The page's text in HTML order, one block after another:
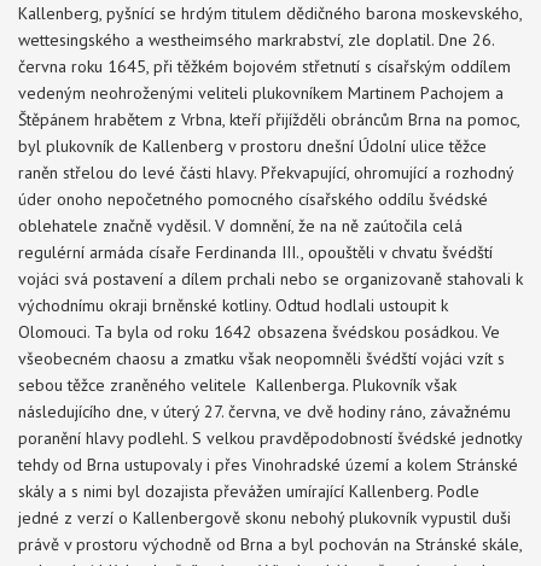
Kallenberg, pyšnící se hrdým titulem dědičného barona moskevského,
wettesingského a westheimsého markrabství, zle doplatil. Dne 26.
června roku 1645, při těžkém bojovém střetnutí s císařským oddílem
vedeným neohroženými veliteli plukovníkem Martinem Pachojem a
Štěpánem hrabětem z Vrbna, kteří přijížděli obráncům Brna na pomoc,
byl plukovník de Kallenberg v prostoru dnešní Údolní ulice těžce
raněn střelou do levé části hlavy. Překvapující, ohromující a rozhodný
úder onoho nepočetného pomocného císařského oddílu švédské
oblehatele značně vyděsil. V domnění, že na ně zaútočila celá
regulérní armáda císaře Ferdinanda III., opouštěli v chvatu švédští
vojáci svá postavení a dílem prchali nebo se organizovaně stahovali k
východnímu okraji brněnské kotliny. Odtud hodlali ustoupit k
Olomouci. Ta byla od roku 1642 obsazena švédskou posádkou. Ve
všeobecném chaosu a zmatku však neopomněli švédští vojáci vzít s
sebou těžce zraněného velitele Kallenberga. Plukovník však
následujícího dne, v úterý 27. června, ve dvě hodiny ráno, závažnému
poranění hlavy podlehl. S velkou pravděpodobností švédské jednotky
tehdy od Brna ustupovaly i přes Vinohradské území a kolem Stránské
skály a s nimi byl dozajista převážen umírající Kallenberg. Podle
jedné z verzí o Kallenbergově skonu nebohý plukovník vypustil duši
právě v prostoru východně od Brna a byl pochován na Stránské skále,